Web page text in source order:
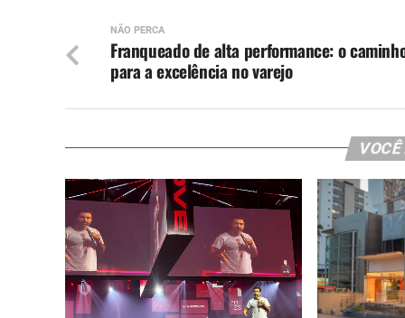
NÃO PERCA
Franqueado de alta performance: o
para a excelência no varejo